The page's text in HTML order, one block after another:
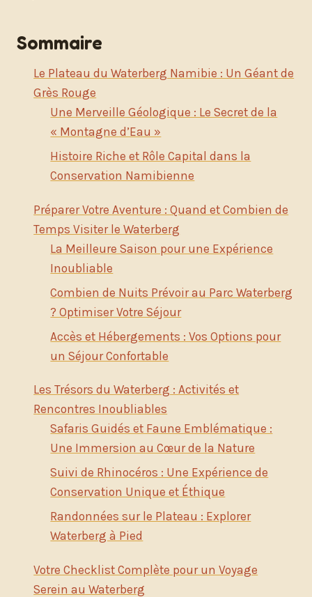
Sommaire
Le Plateau du Waterberg Namibie : Un Géant de
Grès Rouge
Une Merveille Géologique : Le Secret de la
« Montagne d’Eau »
Histoire Riche et Rôle Capital dans la
Conservation Namibienne
Préparer Votre Aventure : Quand et Combien de
Temps Visiter le Waterberg
La Meilleure Saison pour une Expérience
Inoubliable
Combien de Nuits Prévoir au Parc Waterberg
? Optimiser Votre Séjour
Accès et Hébergements : Vos Options pour
un Séjour Confortable
Les Trésors du Waterberg : Activités et
Rencontres Inoubliables
Safaris Guidés et Faune Emblématique :
Une Immersion au Cœur de la Nature
Suivi de Rhinocéros : Une Expérience de
Conservation Unique et Éthique
Randonnées sur le Plateau : Explorer
Waterberg à Pied
Votre Checklist Complète pour un Voyage
Serein au Waterberg